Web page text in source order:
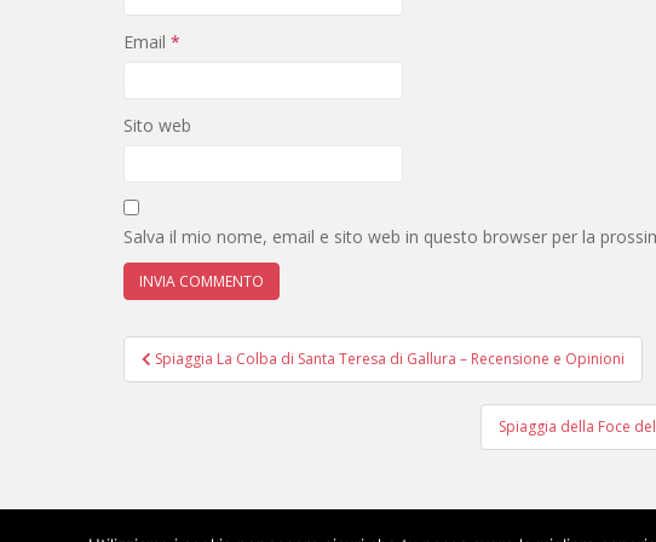
Email *
Sito web
Salva il mio nome, email e sito web in questo browser per la
Navigazione
articoli
Spiaggia La Colba di Santa Teresa di Gallura – Recensione e Opinioni
Spiaggia della Foce